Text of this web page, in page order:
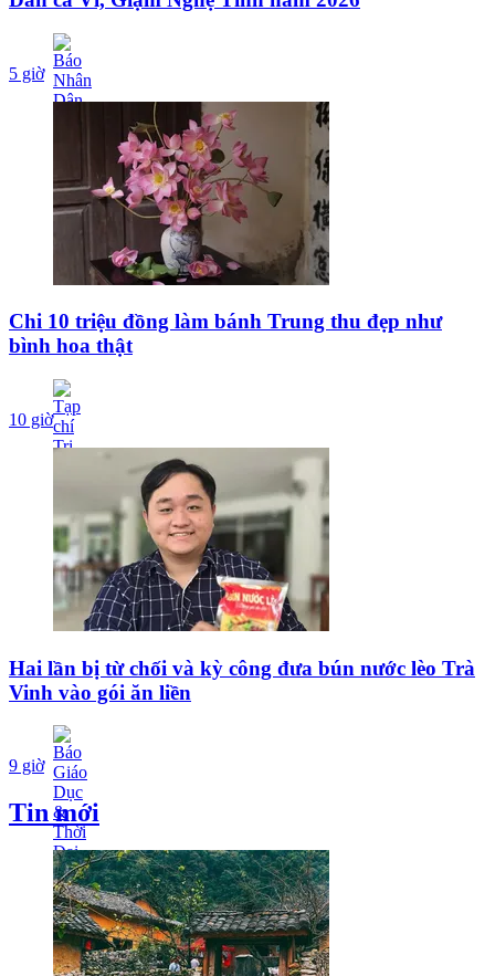
5 giờ
Chi 10 triệu đồng làm bánh Trung thu đẹp như
bình hoa thật
10 giờ
Hai lần bị từ chối và kỳ công đưa bún nước lèo Trà
Vinh vào gói ăn liền
9 giờ
Tin mới